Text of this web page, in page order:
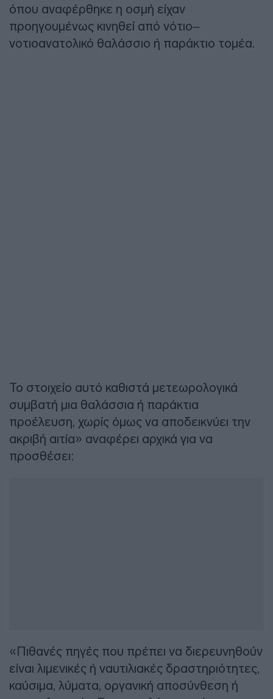
όπου αναφέρθηκε η οσμή είχαν
προηγουμένως κινηθεί από νότιο–
νοτιοανατολικό θαλάσσιο ή παράκτιο τομέα.
Το στοιχείο αυτό καθιστά μετεωρολογικά
συμβατή μια θαλάσσια ή παράκτια
προέλευση, χωρίς όμως να αποδεικνύει την
ακριβή αιτία» αναφέρει αρχικά για να
προσθέσει:
«Πιθανές πηγές που πρέπει να διερευνηθούν
είναι λιμενικές ή ναυτιλιακές δραστηριότητες,
καύσιμα, λύματα, οργανική αποσύνθεση ή